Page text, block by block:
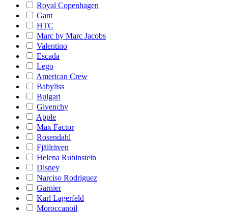
Royal Copenhagen
Gant
HTC
Marc by Marc Jacobs
Valentino
Escada
Lego
American Crew
Babyliss
Bulgari
Givenchy
Apple
Max Factor
Rosendahl
Fjällräven
Helena Rubinstein
Disney
Narciso Rodriguez
Garnier
Karl Lagerfeld
Moroccanoil